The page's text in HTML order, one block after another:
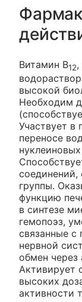
Витамин B12,
высокой
Необходим
Участвует в
переносе
группы.
функцию
в синтезе
гемопоэз,
связанные
нервной
обмен
Активирует
высоких
активности